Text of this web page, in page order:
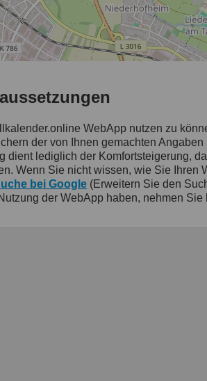
WebApp nutzen zu
der von Ihnen gemachten
dient lediglich der Komfortsteigerung,
Wenn Sie nicht wissen, wie Sie
bei Google (Erweitern Sie den
der WebApp haben, nehmen Sie